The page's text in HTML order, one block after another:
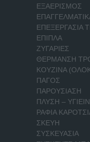
ΕΞΑΕΡΙΣΜΟΣ
ΕΠΕΞΕΡΓΑΣΙΑ
ΕΠΙΠΛΑ
ΖΥΓΑΡΙΕΣ
ΘΕΡΜΑΝΣΗ
ΚΟΥΖΙΝΑ
ΠΑΓΟΣ
ΠΑΡΟΥΣΙΑΣΗ
ΠΛΥΣΗ –
ΡΑΦΙΑ
ΣΚΕΥΗ
ΣΥΣΚΕΥΑΣΙΑ